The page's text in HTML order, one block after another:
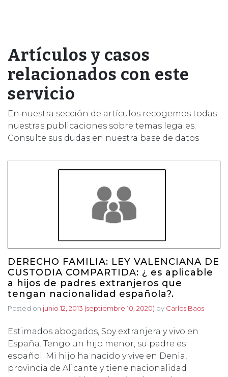
Artículos y casos
relacionados con este
servicio
En nuestra sección de artículos recogemos todas
nuestras publicaciones sobre temas legales.
Consulte sus dudas en nuestra base de datos
DERECHO FAMILIA: LEY VALENCIANA DE
CUSTODIA COMPARTIDA: ¿ es aplicable
a hijos de padres extranjeros que
tengan nacionalidad española?.
Posted on junio 12, 2013 (septiembre 10, 2020) by Carlos Baos
Estimados abogados, Soy extranjera y vivo en
España. Tengo un hijo menor, su padre es
español. Mi hijo ha nacido y vive en Denia,
provincia de Alicante y tiene nacionalidad